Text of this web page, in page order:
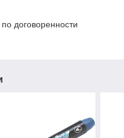
договоренности